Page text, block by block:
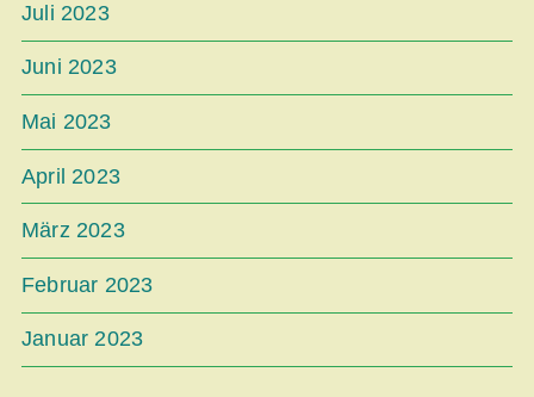
Juli 2023
Juni 2023
Mai 2023
April 2023
März 2023
Februar 2023
Januar 2023